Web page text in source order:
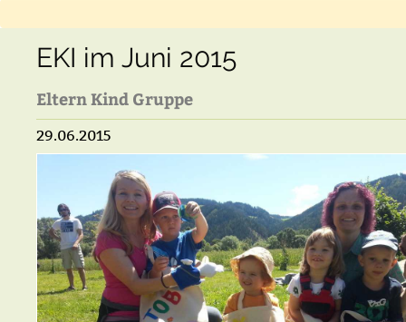
EKI im Juni 2015
Eltern Kind Gruppe
29.06.2015